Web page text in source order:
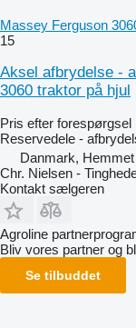
Massey Ferguson
15
Aksel afbrydelse -
3060 traktor på hjul
Pris efter forespørgsel
Reservedele -
Danmark, Hemmet
Chr. Nielsen -
Kontakt sælgeren
Agroline
Bliv vores partner og
Se tilbuddet